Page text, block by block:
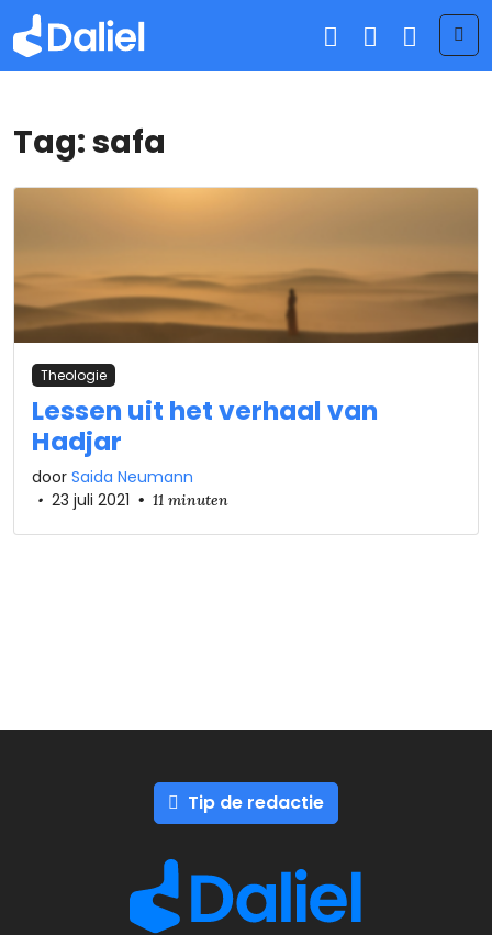
Tag:safa
Theologie
Lessen uit het verhaal van
Hadjar
door Saida Neumann
• 23 juli 2021 • 11 minuten
Tip de redactie